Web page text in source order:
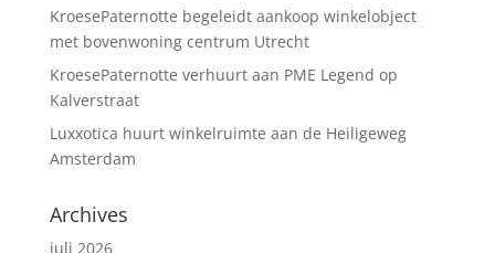
KroesePaternotte begeleidt aankoop winkelobject
met bovenwoning centrum Utrecht
KroesePaternotte verhuurt aan PME Legend op
Kalverstraat
Luxxotica huurt winkelruimte aan de Heiligeweg
Amsterdam
Archives
juli 2026